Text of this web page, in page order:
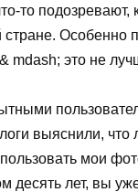
то подозревают,
стране.
mdash; это не
выяснили, что
мои
десять лет, вы